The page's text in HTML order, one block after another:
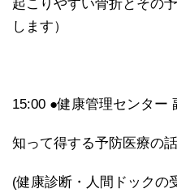
起こりやすい骨折とその
します）
15:00 ●健康管理センタ
知って得する予防医療の話
(健康診断・人間ドックの